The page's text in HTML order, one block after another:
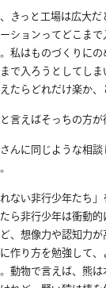
きっと工場は広大
ションってどこま
私はものづくりに
で入ろうとしてしま
たらどれだけ楽か
言えばそっちの方が
んに同じような相
ない非行少年たち
ら非行少年は衝動
、想像力や認知力
作り方を勉強して
動物で言えば、熊